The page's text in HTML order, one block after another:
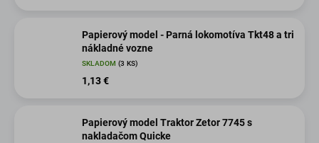
Papierový model - Parná lokomotíva Tkt48 a tri
nákladné vozne
SKLADOM (3 KS)
1,13 €
Papierový model Traktor Zetor 7745 s
nakladačom Quicke